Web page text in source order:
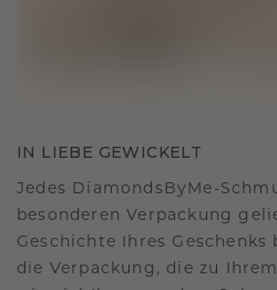
IN LIEBE GEWICKELT
Jedes DiamondsByMe-
besonderen Verpackung
Geschichte Ihres
die Verpackung, die zu